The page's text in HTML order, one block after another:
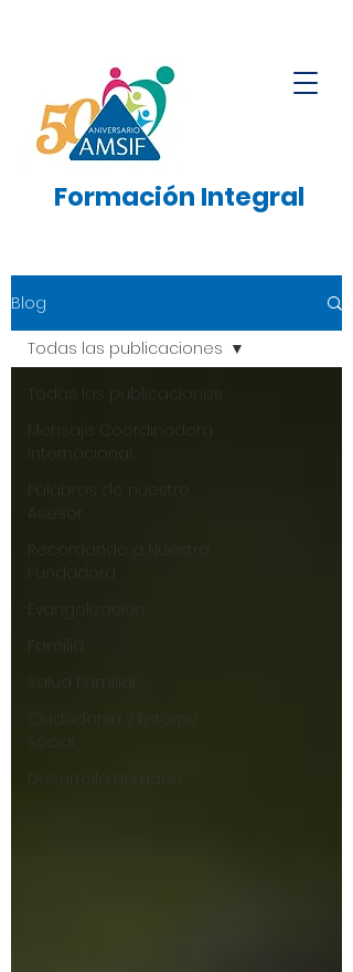
Formación Integral
Blog
Todas las publicaciones
Mensaje Coordinadora
Internacional
Palabras de nuestro
Asesor
Recordando a Nuestra
Fundadora
Evangelización
Familia
Salud Familiar
Ciudadanía y Entorno
Social
Desarrollo Humano
Todas las publicaciones